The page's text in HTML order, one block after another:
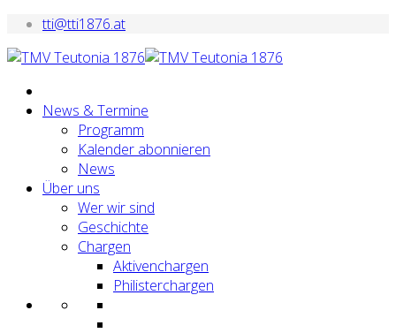
tti@tti1876.at
News & Termine
Programm
Kalender abonnieren
News
Über uns
Wer wir sind
Geschichte
Chargen
Aktivenchargen
Philisterchargen